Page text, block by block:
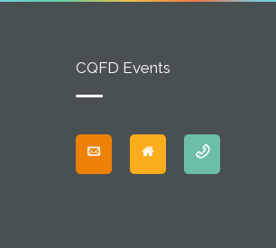
CQFD Events